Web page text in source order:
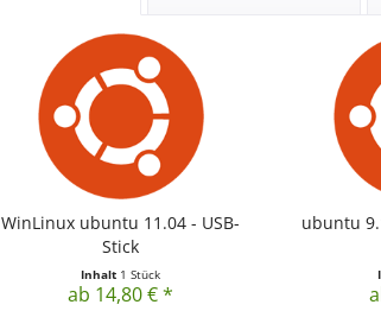
WinLinux ubuntu 11.04 - USB-
Stick
Inhalt 1 Stück
ab 14,80 € *
ubuntu